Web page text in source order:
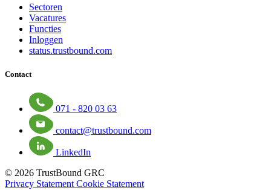
Sectoren
Vacatures
Functies
Inloggen
status.trustbound.com
Contact
071 - 820 03 63
contact@trustbound.com
LinkedIn
© 2026 TrustBound GRC
Privacy Statement Cookie Statement